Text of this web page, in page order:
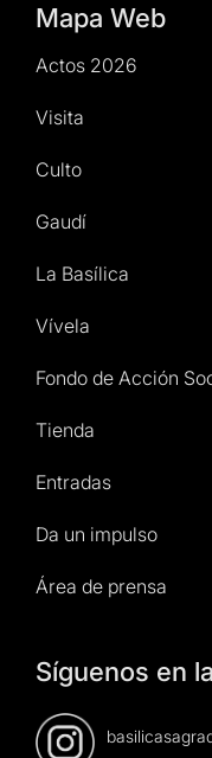
Mapa Web
Actos 2026
Visita
Culto
Gaudí
La Basílica
Vívela
Fondo de Acción
Tienda
Entradas
Da un impulso
Área de prensa
Síguenos en